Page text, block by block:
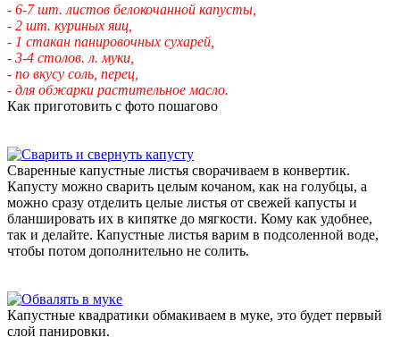
- 6-7 шт. листов белокочанной капусты,
- 2 шт. куриных яиц,
- 1 стакан панировочных сухарей,
- 3-4 столов. л. муки,
- по вкусу соль, перец,
- для обжарки растительное масло.
Как приготовить с фото пошагово
Сваренные капустные листья сворачиваем в конвертик.
Капусту можно сварить целым кочаном, как на голубцы, а
можно сразу отделить целые листья от свежей капусты и
бланшировать их в кипятке до мягкости. Кому как удобнее,
так и делайте. Капустные листья варим в подсоленной воде,
чтобы потом дополнительно не солить.
Капустные квадратики обмакиваем в муке, это будет первый
слой панировки.